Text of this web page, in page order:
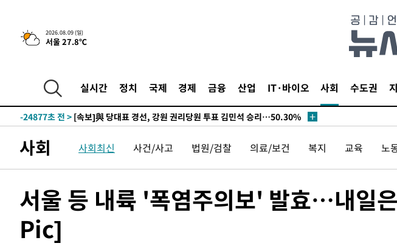
2026.08.09 (일)
서울 27.8℃
실시간 정치 국제 경제 금융 산업 IT·바이오 사회 수도권
-26197초 전 >[속보]與 강원·TK 당원투표 합산 김민석 48.54%로 승리…정청래
44.40%
-25531초 전 > 與 강원·TK 당원투표 합산 김민석 46.01%로 승리…정청래
-25178초 전 >
[속보]與 당대표 경선, 경북 권리당원 투표 김민석 47.37%·정청래
45.71%
-25080초 전 >
46.35%
-24877초 전 > [속보]與 당대표 경선, 강원 권리당원 투표 김민석 승리…50.30%
-15437초 전 >
[속보]장은수, KLPGA 제주삼다수 역전 우승…데뷔 10년 차에 첫
-10802초 전 >"얼마나 더웠으면"…안동 물길공원서 헤엄친 구렁이 '소동'
-10001초 전 >'2경기 연속 침묵' 손흥민, 톨루카전 68분만 뛰고 슈팅 0개
-8753초 전 >
1시간 전 >
사회 사회최신 사건/사고 법원/검찰 의료/보건 복지 교육 노
서울 등 내륙 '폭염주의보' 발효…내일
Pic]